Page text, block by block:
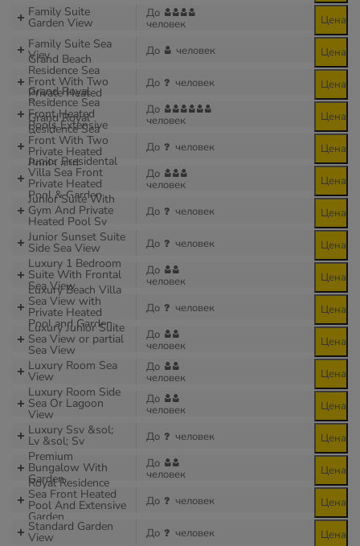
Family Suite
Garden View
До
человек Цена
Family Suite Sea
Viev До человек Цена
Grand Beach
Residence Sea
Front With Two
Private Heated
Pools
До человек Цена
Grand Royal
Residence Sea
Front Heated
Pools Extensive
Garden
До
человек Цена
Grand Royal
Residence Sea
Front With Two
Private Heated
Pools and
Extensive Garden
До человек Цена
Junior Presidental
Villa Sea Front
Private Heated
Pool & Garden
До
человек Цена
Junior Suite With
Gym And Private
Heated Pool Sv
До человек Цена
Junior Sunset Suite
Side Sea View До человек Цена
Luxury 1 Bedroom
Suite With Frontal
Sea View
До
человек Цена
Luxury Beach Villa
Sea View with
Private Heated
Pool and Garden
До человек Цена
Luxury Junior Suite
Sea View or partial
Sea View
До
человек Цена
Luxury Room Sea
View
До
человек Цена
Luxury Room Side
Sea Or Lagoon
View
До
человек Цена
Luxury Ssv &sol;
Lv &sol; Sv До человек Цена
Premium
Bungalow With
Garden
До
человек Цена
Royal Residence
Sea Front Heated
Pool And Extensive
Garden
До человек Цена
Standard Garden
View До человек Цена